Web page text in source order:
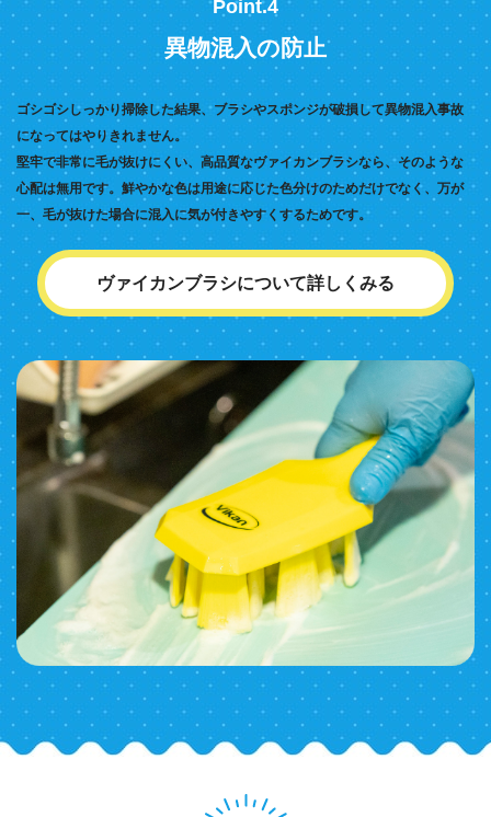
Point.4
異物混入の防止
ゴシゴシしっかり掃除した結果、ブラシやスポンジが破損して異物混入事故
になってはやりきれません。
堅牢で非常に毛が抜けにくい、高品質なヴァイカンブラシなら、そのような
心配は無用です。鮮やかな色は用途に応じた色分けのためだけでなく、万が
一、毛が抜けた場合に混入に気が付きやすくするためです。
ヴァイカンブラシについて詳しくみる